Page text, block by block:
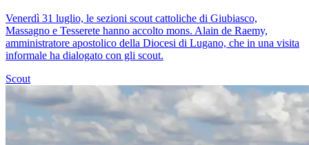
Venerdì 31 luglio, le sezioni scout cattoliche di Giubiasco,
Massagno e Tesserete hanno accolto mons. Alain de Raemy,
amministratore apostolico della Diocesi di Lugano, che in una visita
informale ha dialogato con gli scout.
Scout